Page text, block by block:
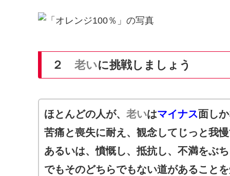
２ 老いに挑戦しましょう
ほとんどの人が、 老いはマイナス面し
苦痛と喪失に耐え、観念してじっと我
あるいは、憤慨し、抵抗し、不満をぶ
でもそのどちらでもない道があること